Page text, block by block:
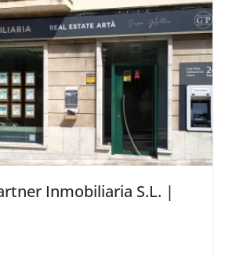
Inmobiliaria S.L. |